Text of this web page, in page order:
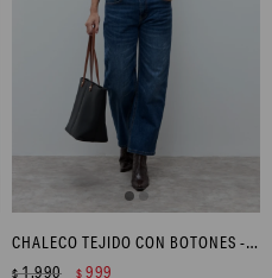
CHALECO TEJIDO CON BOTONES - VERDE PETROLEO
$1.990 $ 999